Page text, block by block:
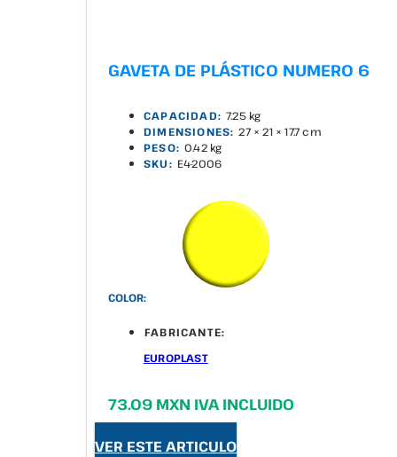
GAVETA DE PLÁSTICO NUMERO 6
CAPACIDAD: 7.25 kg
DIMENSIONES: 27 × 21 × 17.7 cm
PESO: 0.42 kg
SKU: E4-2006
COLOR:
FABRICANTE:
EUROPLAST
73.09 MXN IVA INCLUIDO
VER ESTE ARTICULO